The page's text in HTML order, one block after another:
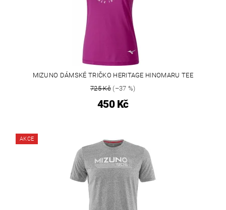
MIZUNO DÁMSKÉ TRIČKO HERITAGE HINOMARU TEE
725 Kč(–37 %)
450 Kč
AKCE